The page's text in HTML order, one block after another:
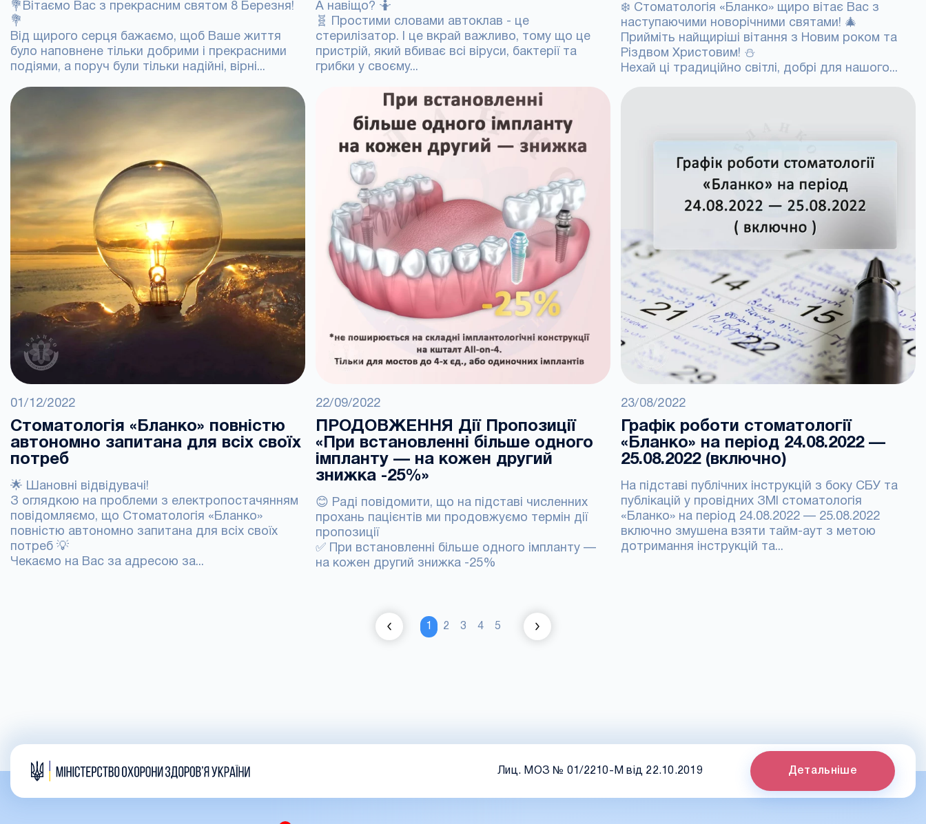
💐Вітаємо Вас з прекрасним святом 8 Березня!
💐
Від щирого серця бажаємо, щоб Ваше життя
було наповнене тільки добрими і прекрасними
подіями, а поруч були тільки надійні, вірні...
А навіщо? 🤷
🧬 Простими словами автоклав - це
стерилізатор. І це вкрай важливо, тому що це
пристрій, який вбиває всі віруси, бактерії та
грибки у своєму...
❄️ Стоматологія «Бланко» щиро вітає Вас з
наступаючими новорічними святами! 🎄
Прийміть найщиріші вітання з Новим роком та
Різдвом Христовим! ⛄
Нехай ці традиційно світлі, добрі для нашого...
01/12/2022
Стоматологія «Бланко» повністю
автономно запитана для всіх своїх
потреб
🌟 Шановні відвідувачі!
З оглядкою на проблеми з електропостачянням
повідомляємо, що Стоматологія «Бланко»
повністю автономно запитана для всіх своїх
потреб 💡
Чекаємо на Вас за адресою за...
22/09/2022
ПРОДОВЖЕННЯ Дії Пропозиції
«При встановленні більше одного
імпланту — на кожен другий
знижка -25%»
😊 Раді повідомити, що на підставі численних
прохань пацієнтів ми продовжуємо термін дії
пропозиції
✅ При встановленні більше одного імпланту —
на кожен другий знижка -25%
23/08/2022
Графік роботи стоматології
«Бланко» на період 24.08.2022 —
25.08.2022 (включно)
На підставі публічних інструкцій з боку СБУ та
публікацій у провідних ЗМІ стоматологія
«Бланко» на період 24.08.2022 — 25.08.2022
включно змушена взяти тайм-аут з метою
дотримання інструкцій та...
1 2 3 4 5
Лиц. МОЗ № 01/2210-М від 22.10.2019 Детальніше